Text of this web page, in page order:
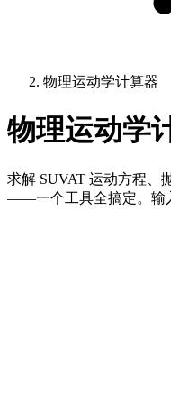
物理运动学计算器
物理运动学
求解 SUVAT 运动方程、
——一个工具全搞定。输